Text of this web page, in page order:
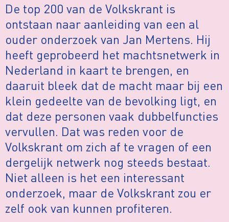
De top 200 van de Volkskrant is
ontstaan naar aanleiding van een al
ouder onderzoek van Jan Mertens. Hij
heeft geprobeerd het machtsnetwerk in
Nederland in kaart te brengen, en
daaruit bleek dat de macht maar bij een
klein gedeelte van de bevolking ligt, en
dat deze personen vaak dubbelfuncties
vervullen. Dat was reden voor de
Volkskrant om zich af te vragen of een
dergelijk netwerk nog steeds bestaat.
Niet alleen is het een interessant
onderzoek, maar de Volkskrant zou er
zelf ook van kunnen profiteren.